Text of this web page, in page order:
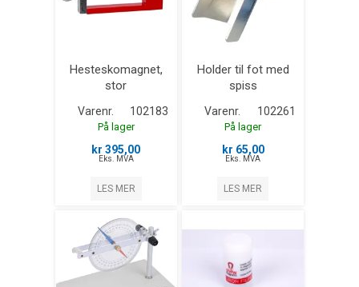
Hesteskomagnet,
stor
Varenr. 102183
På lager
kr 395,00
Eks. MVA
LES MER
Holder til fot med
spiss
Varenr. 102261
På lager
kr 65,00
Eks. MVA
LES MER